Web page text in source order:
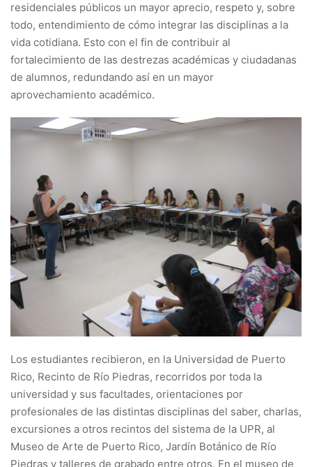
residenciales públicos un mayor aprecio, respeto y, sobre
todo, entendimiento de cómo integrar las disciplinas a la
vida cotidiana. Esto con el fin de contribuir al
fortalecimiento de las destrezas académicas y ciudadanas
de alumnos, redundando así en un mayor
aprovechamiento académico.
Los estudiantes recibieron, en la Universidad de Puerto
Rico, Recinto de Río Piedras, recorridos por toda la
universidad y sus facultades, orientaciones por
profesionales de las distintas disciplinas del saber, charlas,
excursiones a otros recintos del sistema de la UPR, al
Museo de Arte de Puerto Rico, Jardín Botánico de Río
Piedras y talleres de grabado entre otros. En el museo de